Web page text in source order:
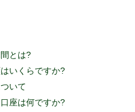
とは?
いくらですか?
いて
座は何ですか?